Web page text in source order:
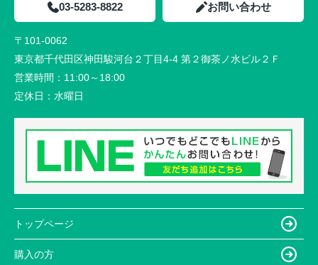
03-5283-8822 お問い合わせ
〒101-0062
東京都千代田区神田駿河台２丁目4-4 第２御茶ノ水ビル２Ｆ
営業時間： 11:00～18:00
定休日： 水曜日
トップページ
購入の方